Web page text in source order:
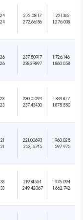
24
24
272,08117
272,66186
1.221.362
1.276.038
26
26
237,50917
238,29897
1.726.146
1.860.058
23
23
230,01094
237,43430
1.834.877
1.875.550
21
21
221,00693
253,16745
1.960.025
1.597.975
33
33
219,81554
249,42067
1.976.094
1.662.742